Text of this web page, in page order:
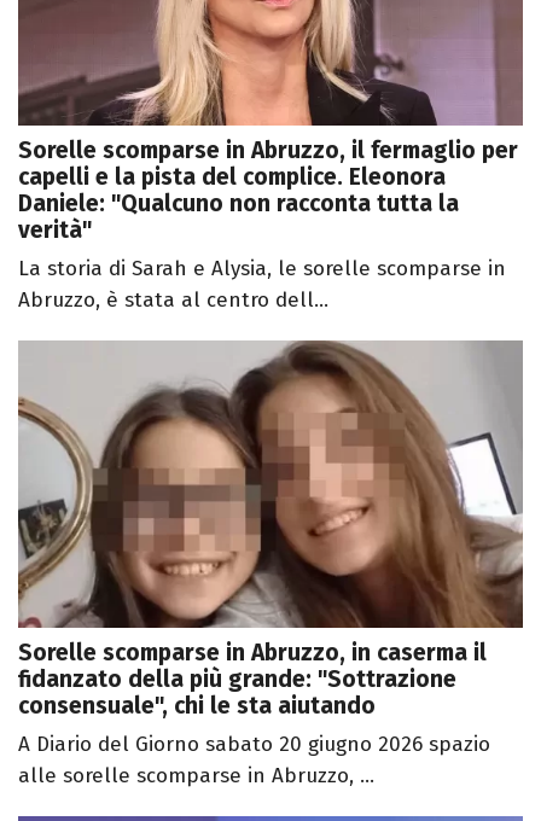
Sorelle scomparse in Abruzzo, il fermaglio per
capelli e la pista del complice. Eleonora
Daniele: "Qualcuno non racconta tutta la
verità"
La storia di Sarah e Alysia, le sorelle scomparse in
Abruzzo, è stata al centro dell...
Sorelle scomparse in Abruzzo, in caserma il
fidanzato della più grande: "Sottrazione
consensuale", chi le sta aiutando
A Diario del Giorno sabato 20 giugno 2026 spazio
alle sorelle scomparse in Abruzzo, ...